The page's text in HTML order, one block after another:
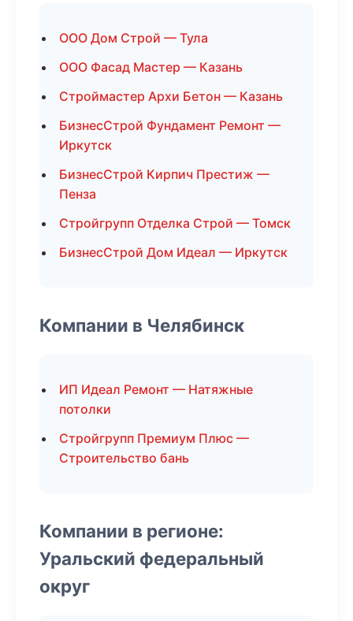
ООО Дом Строй — Тула
ООО Фасад Мастер — Казань
Строймастер Архи Бетон — Казань
БизнесСтрой Фундамент Ремонт —
Иркутск
БизнесСтрой Кирпич Престиж —
Пенза
Стройгрупп Отделка Строй — Томск
БизнесСтрой Дом Идеал — Иркутск
Компании в Челябинск
ИП Идеал Ремонт — Натяжные
потолки
Стройгрупп Премиум Плюс —
Строительство бань
Компании в регионе:
Уральский федеральный
округ